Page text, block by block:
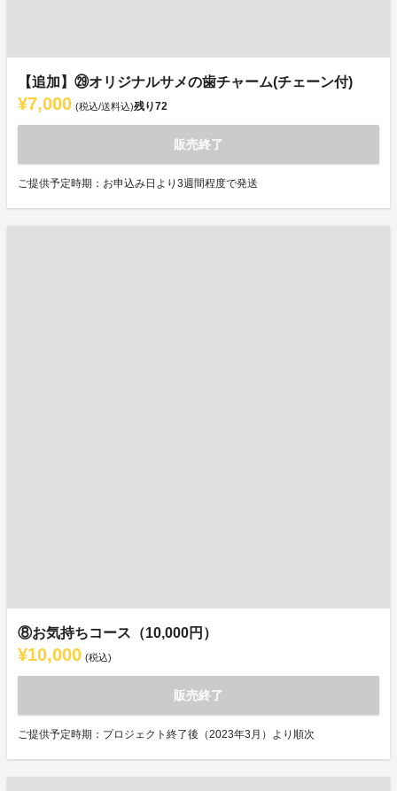
【追加】㉙オリジナルサメの歯チャーム(チェーン付)
¥7,000 (税込/送料込)残り72
販売終了
ご提供予定時期：お申込み日より3週間程度で発送
⑧お気持ちコース（10,000円）
¥10,000 (税込)
販売終了
ご提供予定時期：プロジェクト終了後（2023年3月）より順次